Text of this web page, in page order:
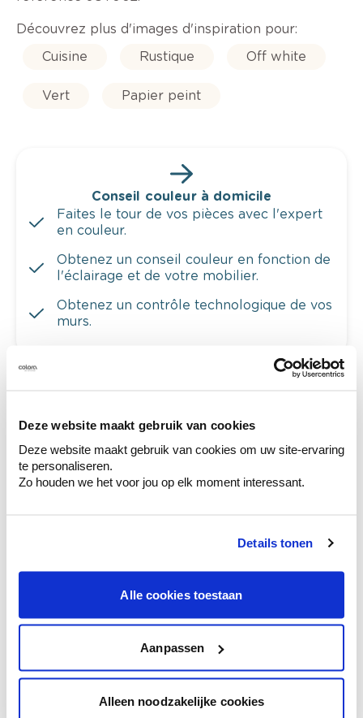
Deze website maakt gebruik van cookies
Deze website maakt gebruik van cookies om uw site-ervaring
te personaliseren.
Zo houden we het voor jou op elk moment interessant.
Details tonen
Alle cookies toestaan
Aanpassen
Alleen noodzakelijke cookies
Découvrez plus d'images d'inspiration pour:
Cuisine
Rustique Off white
Vert Papier peint
Conseil couleur à domicile
Faites le tour de vos pièces avec l'expert
en couleur.
Obtenez un conseil couleur en fonction de
l'éclairage et de votre mobilier.
Obtenez un contrôle technologique de vos
murs.
Voyez votre couleur en magasin
Découvrez des échantillons de votre
sélection de couleurs.
Voyez les nuances assorties pour affiner
Ces styles peuvent également vous plaire